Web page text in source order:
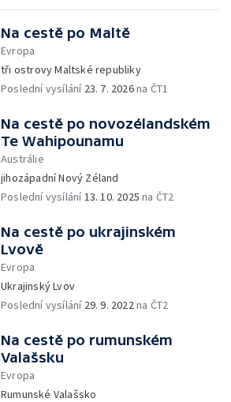
Na cestě po Maltě
Evropa
tři ostrovy Maltské republiky
Poslední vysílání 23. 7. 2026na ČT1
Na cestě po novozélandském
Te Wahipounamu
Austrálie
jihozápadní Nový Zéland
Poslední vysílání13. 10. 2025 na ČT2
Na cestě po ukrajinském
Lvově
Evropa
Ukrajinský Lvov
Poslední vysílání 29. 9. 2022na ČT2
Na cestě po rumunském
Valašsku
Evropa
Rumunské Valašsko